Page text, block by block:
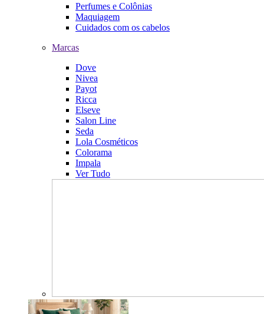
Perfumes e Colônias
Maquiagem
Cuidados com os cabelos
Marcas
Dove
Nivea
Payot
Ricca
Elseve
Salon Line
Seda
Lola Cosméticos
Colorama
Impala
Ver Tudo